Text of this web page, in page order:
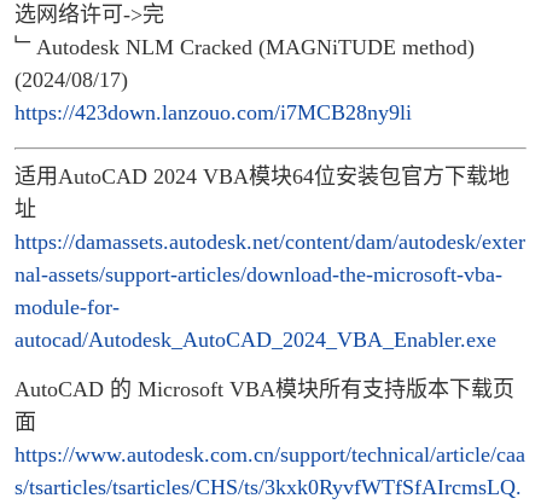
选网络许可->完
﹂Autodesk NLM Cracked (MAGNiTUDE method)
(2024/08/17)
https://423down.lanzouo.com/i7MCB28ny9li
适用AutoCAD 2024 VBA模块64位安装包官方下载地
址
https://damassets.autodesk.net/content/dam/autodesk/exter
nal-assets/support-articles/download-the-microsoft-vba-
module-for-
autocad/Autodesk_AutoCAD_2024_VBA_Enabler.exe
AutoCAD 的 Microsoft VBA模块所有支持版本下载页
面
https://www.autodesk.com.cn/support/technical/article/caa
s/tsarticles/tsarticles/CHS/ts/3kxk0RyvfWTfSfAIrcmsLQ.